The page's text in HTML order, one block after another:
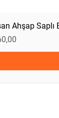
Ahşap Saplı